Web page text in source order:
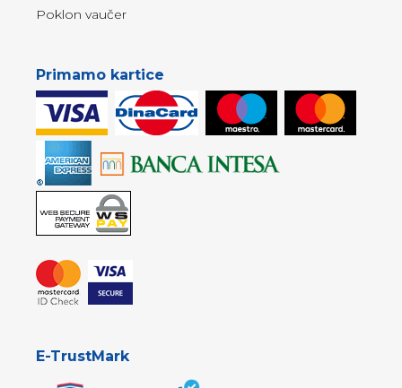
Poklon vaučer
Primamo kartice
E-TrustMark